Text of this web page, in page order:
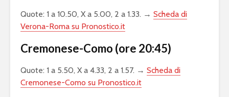
Quote: 1 a 10.50, X a 5.00, 2 a 1.33. → Scheda di
Verona-Roma su Pronostico.it
Cremonese-Como (ore 20:45)
Quote: 1 a 5.50, X a 4.33, 2 a 1.57. → Scheda di
Cremonese-Como su Pronostico.it